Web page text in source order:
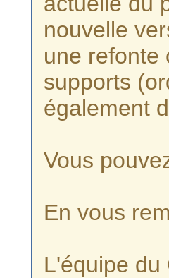
nouvelle
une refonte
supports
également
Vous
En vous
L'équipe du